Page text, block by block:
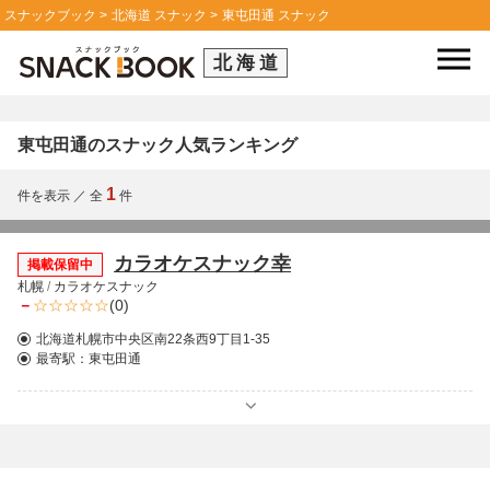
スナックブック 北海道 スナック 東屯田通 スナック
北海道
東屯田通のスナック人気ランキング
件を表示 ／ 全 1 件
掲載保留中 カラオケスナック幸
札幌 / カラオケスナック
－ (0)
北海道札幌市中央区南22条西9丁目1-35
最寄駅： 東屯田通